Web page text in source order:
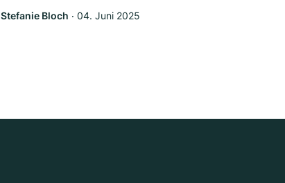
Stefanie Bloch ‧ 04. Juni 2025